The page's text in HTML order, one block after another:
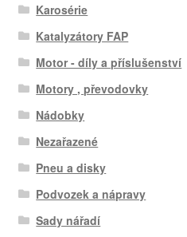
Karosérie
Katalyzátory FAP
Motor - díly a příslušenství
Motory , převodovky
Nádobky
Nezařazené
Pneu a disky
Podvozek a nápravy
Sady nářadí